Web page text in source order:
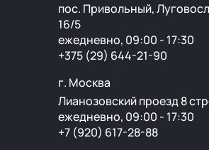
пос. Привольный,
16/5
ежедневно, 09:00 - 17:30
+375 (29) 644-21-90
г. Москва
Лианозовский проезд 8
ежедневно, 09:00 - 17:30
+7 (920) 617-28-88